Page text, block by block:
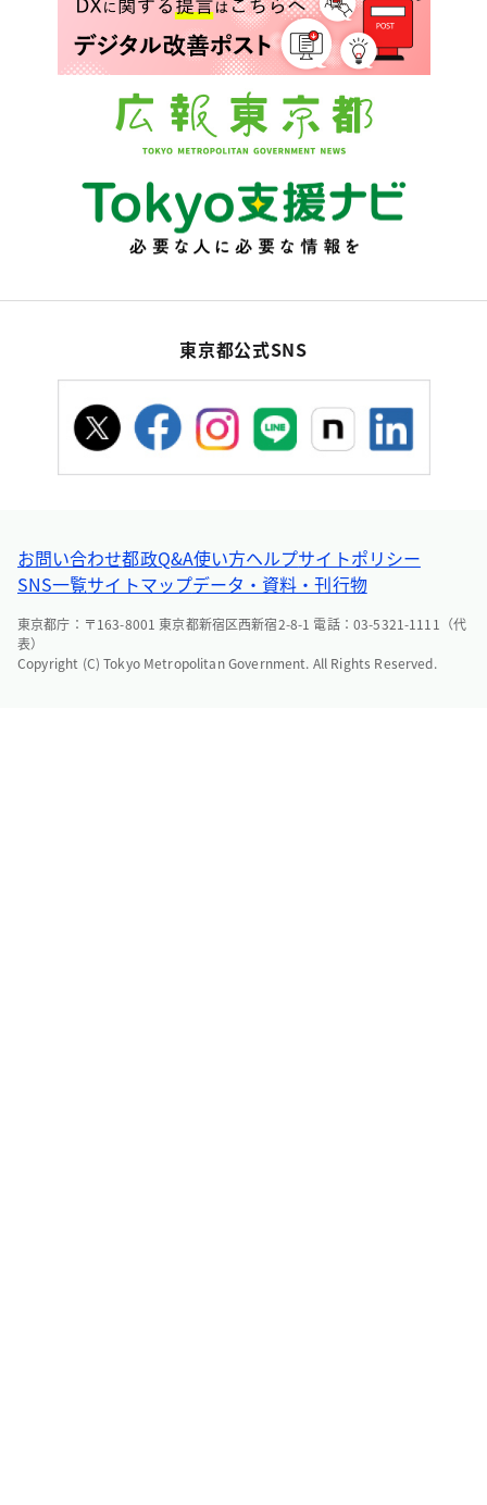
東京都公式SNS
お問い合わせ都政Q&A使い方ヘルプサイトポリシー
SNS一覧サイトマップデータ・資料・刊行物
東京都庁：〒163-8001 東京都新宿区西新宿2-8-1 電話：03-5321-1111（代
表）
Copyright (C) Tokyo Metropolitan Government. All Rights Reserved.